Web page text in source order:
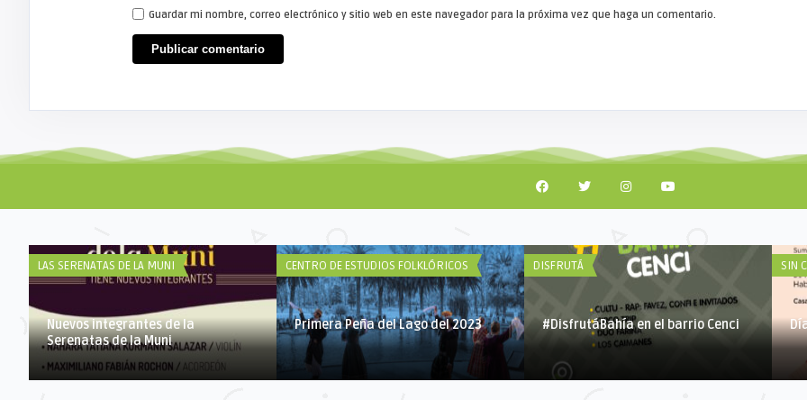
Guardar mi nombre, correo electrónico y sitio web en este navegador para la próxima vez que haga un comentario.
LAS SERENATAS DE LA MUNI
Nuevos integrantes de la
Serenatas de la Muni
CENTRO DE ESTUDIOS FOLKLÓRICOS
Primera Peña del Lago del 2023
DISFRUTÁ
#DisfrutáBahía en el barrio Cenci
SIN